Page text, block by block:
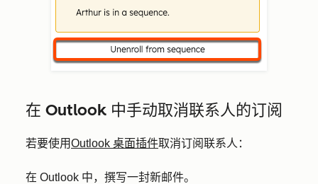
在 Outlook 中手动取消联系人的订阅
若要使用Outlook 桌面插件取消订阅联系人：
在 Outlook 中，撰写一封新邮件。